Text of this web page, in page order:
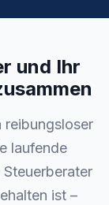
und Ihr
reibungsloser
laufende
ist –